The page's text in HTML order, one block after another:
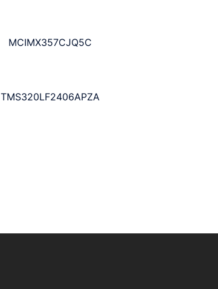
MCIMX357CJQ5C
TMS320LF2406APZA